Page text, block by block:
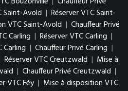
Saint-Avold | Réserver VTC Saint-
VTC Saint-Avold | Chauffeur Privé
Carling | Réserver VTC Carling |
Carling | Chauffeur Privé Carling |
Réserver VTC Creutzwald | Mise à
| Chauffeur Privé Creutzwald |
VTC Féy | Mise à disposition VTC